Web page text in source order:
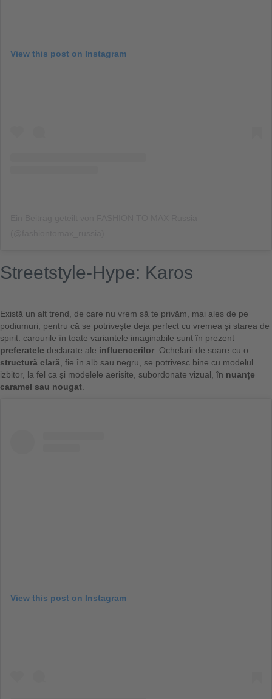
View this post on Instagram
Streetstyle-Hype: Karos
Există un alt trend, de care nu vrem să te privăm, mai ales de pe
podiumuri, pentru că se potrivește deja perfect cu vremea și starea de
spirit: carourile în toate variantele imaginabile sunt în prezent
preferatele declarate ale influencerilor . Ochelarii de soare cu o
structură clară , fie în alb sau negru, se potrivesc bine cu modelul
izbitor, la fel ca și modelele aerisite, subordonate vizual, în nuanțe
caramel sau nougat
View this post on Instagram